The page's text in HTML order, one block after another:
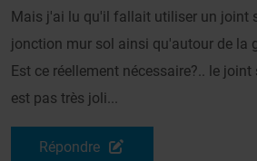
Mais j'ai lu qu'il fallait utiliser un joint
jonction mur sol ainsi qu'autour de la
Est ce réellement nécessaire?.. le
est pas très joli...
Répondre